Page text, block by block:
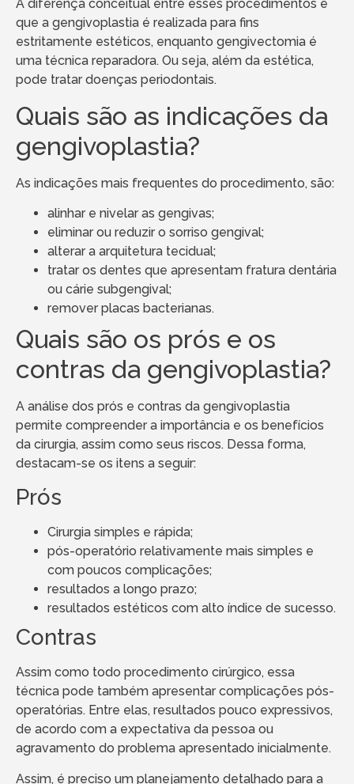
A diferença conceitual entre esses procedimentos é
que a gengivoplastia é realizada para fins
estritamente estéticos, enquanto gengivectomia é
uma técnica reparadora. Ou seja, além da estética,
pode tratar doenças periodontais.
Quais são as indicações da
gengivoplastia?
As indicações mais frequentes do procedimento, são:
alinhar e nivelar as gengivas;
eliminar ou reduzir o sorriso gengival;
alterar a arquitetura tecidual;
tratar os dentes que apresentam fratura dentária
ou cárie subgengival;
remover placas bacterianas.
Quais são os prós e os
contras da gengivoplastia?
A análise dos prós e contras da gengivoplastia
permite compreender a importância e os benefícios
da cirurgia, assim como seus riscos. Dessa forma,
destacam-se os itens a seguir:
Prós
Cirurgia simples e rápida;
pós-operatório relativamente mais simples e
com poucos complicações;
resultados a longo prazo;
resultados estéticos com alto índice de sucesso.
Contras
Assim como todo procedimento cirúrgico, essa
técnica pode também apresentar complicações pós-
operatórias. Entre elas, resultados pouco expressivos,
de acordo com a expectativa da pessoa ou
agravamento do problema apresentado inicialmente.
Assim, é preciso um planejamento detalhado para a